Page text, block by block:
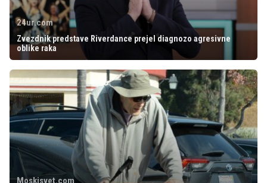
24ur.com
Zvezdnik predstave Riverdance prejel diagnozo agresivne
oblike raka
Moskisvet.com